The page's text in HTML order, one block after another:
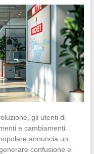
gli utenti di
e cambiamenti.
annuncia un
confusione e